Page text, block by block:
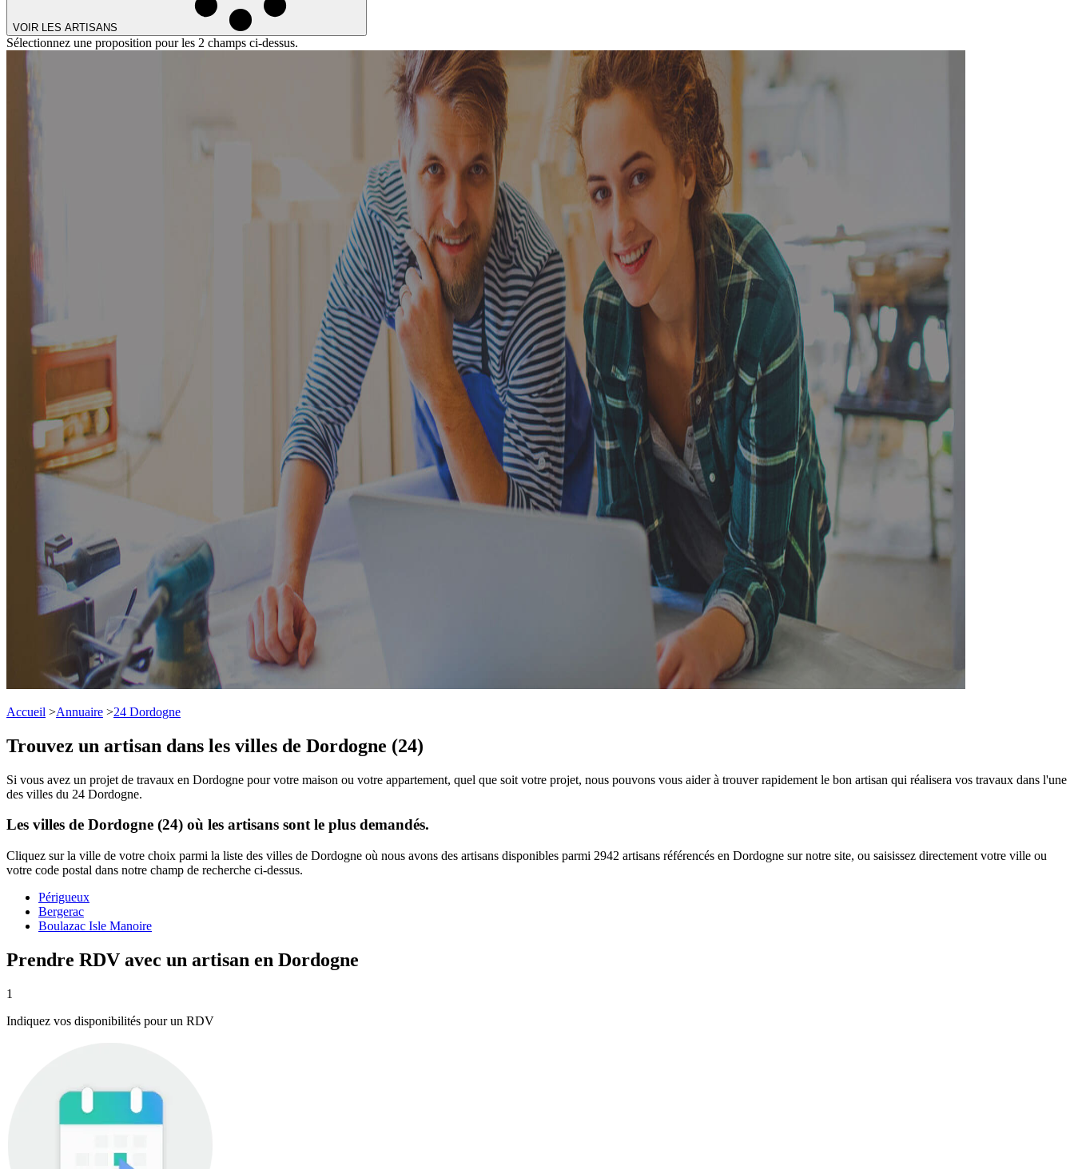
VOIR LES ARTISANS
Sélectionnez une proposition pour les 2 champs ci-dessus.
Accueil >Annuaire >24 Dordogne
Trouvez un artisan dans les villes de Dordogne (24)
Si vous avez un projet de travaux en Dordogne pour votre maison ou votre appartement, quel que soit votre projet, nous pouvons vous aider à trouver rapidement le bon artisan qui réalisera vos travaux dans l'une
des villes du 24 Dordogne.
Les villes de Dordogne (24) où les artisans sont le plus demandés.
Cliquez sur la ville de votre choix parmi la liste des villes de Dordogne où nous avons des artisans disponibles parmi 2942 artisans référencés en Dordogne sur notre site, ou saisissez directement votre ville ou
votre code postal dans notre champ de recherche ci-dessus.
Périgueux
Bergerac
Boulazac Isle Manoire
Prendre RDV avec un artisan en Dordogne
1
Indiquez vos disponibilités pour un RDV